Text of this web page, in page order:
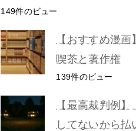
149件のビュー
【おすすめ漫画
喫茶と著作権
139件のビュー
【最高裁判例】
してないから払